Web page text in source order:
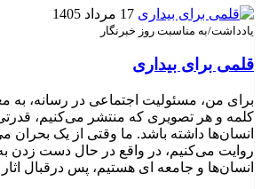
17 مرداد 1405
یادداشت/به مناسبت روز خبرنگار
قلمی برای بیداری
برای من، مسئولیت اجتماعی در رسانه، به
کلمه و هر تصویری که منتشر می‌کنیم،
انسان‌ها داشته باشد. ما وقتی از یک بحران
روایت می‌کنیم، در واقع در حال دست زدن به
انسان‌ها و جامعه ای هستیم، پس درقبال